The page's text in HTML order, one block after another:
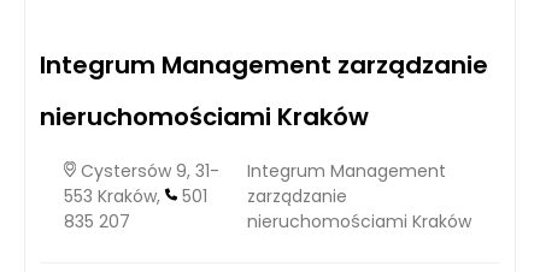
Integrum Management zarządzanie
nieruchomościami Kraków
Cystersów 9, 31-
553 Kraków,
501
835 207
Integrum Management
zarządzanie
nieruchomościami Kraków